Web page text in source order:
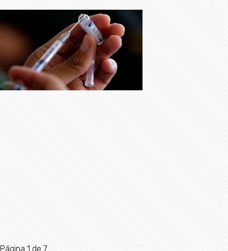
Página 1 de 7